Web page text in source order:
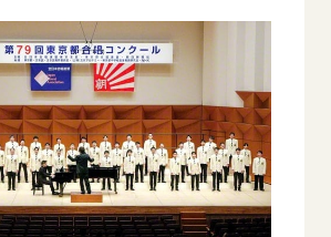
ーバルサイト